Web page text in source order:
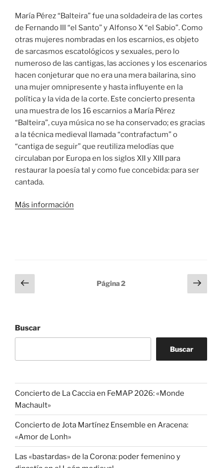
María Pérez “Balteira” fue una soldadeira de las cortes
de Fernando III “el Santo” y Alfonso X “el Sabio”. Como
otras mujeres nombradas en los escarnios, es objeto
de sarcasmos escatológicos y sexuales, pero lo
numeroso de las cantigas, las acciones y los escenarios
hacen conjeturar que no era una mera bailarina, sino
una mujer omnipresente y hasta influyente en la
política y la vida de la corte. Este concierto presenta
una muestra de los 16 escarnios a María Pérez
“Balteira”, cuya música no se ha conservado; es gracias
a la técnica medieval llamada “contrafactum” o
“cantiga de seguir” que reutiliza melodías que
circulaban por Europa en los siglos XII y XIII para
restaurar la poesía tal y como fue concebida: para ser
cantada.
Más información
Paginación
de
Página
anterior
Página2
Buscar
Buscar
Concierto de La Caccia en FeMAP 2026: «Monde
Machault»
Concierto de Jota Martínez Ensemble en Aracena:
«Amor de Lonh»
Las «bastardas» de la Corona: poder femenino y